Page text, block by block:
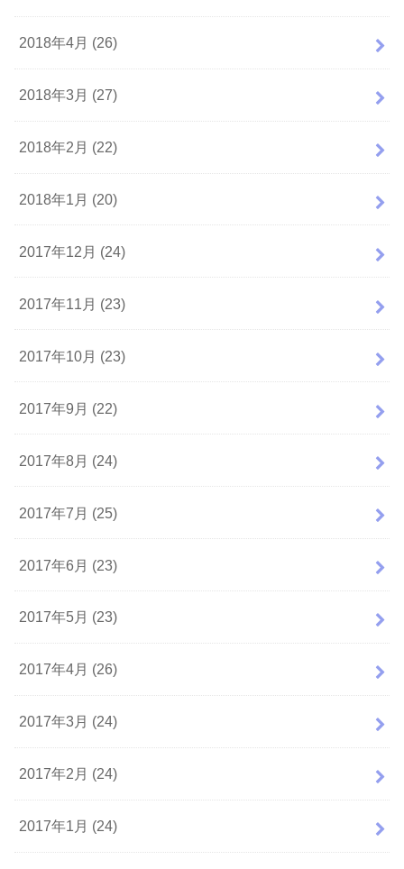
2018年4月 (26)
2018年3月 (27)
2018年2月 (22)
2018年1月 (20)
2017年12月 (24)
2017年11月 (23)
2017年10月 (23)
2017年9月 (22)
2017年8月 (24)
2017年7月 (25)
2017年6月 (23)
2017年5月 (23)
2017年4月 (26)
2017年3月 (24)
2017年2月 (24)
2017年1月 (24)